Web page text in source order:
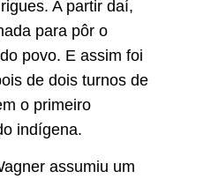
A partir daí,
para pôr o
povo. E assim foi
de dois turnos de
o primeiro
indígena.
assumiu um